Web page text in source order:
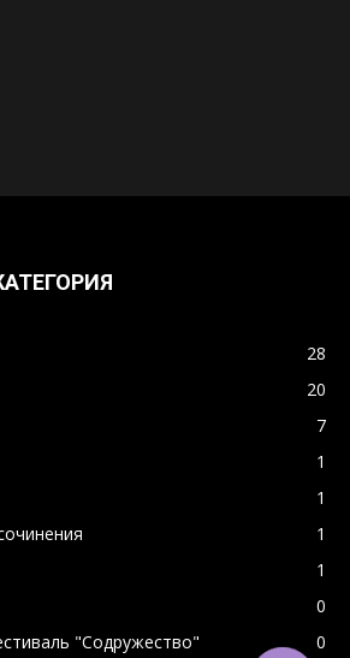
28
20
7
1
1
1
1
0
"Содружество"
0